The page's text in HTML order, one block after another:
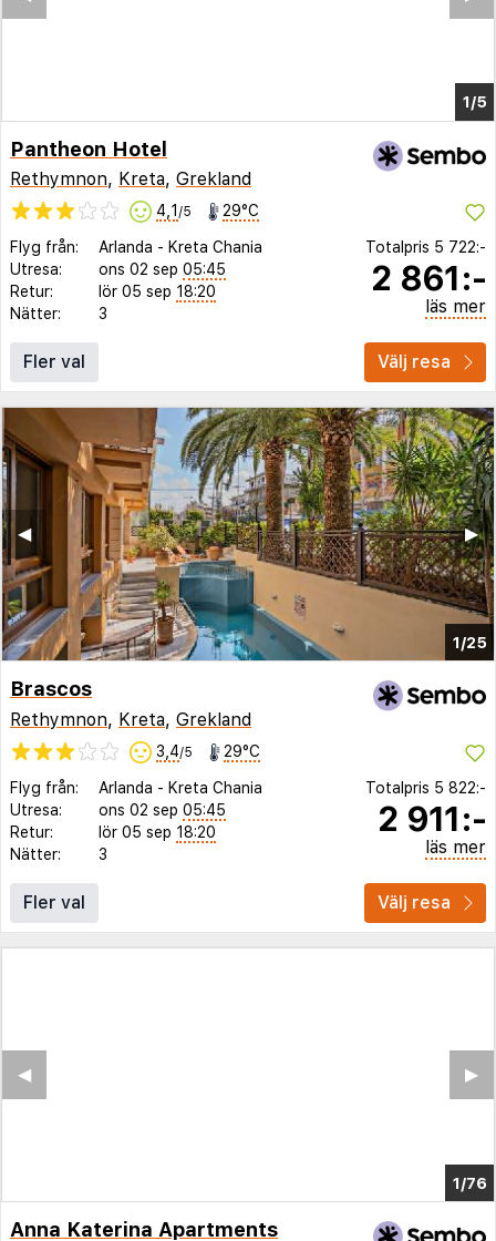
Pantheon Hotel
Rethymnon, Kreta, Grekland
4,1 /5 29°C
Flyg från: Arlanda - Kreta Chania
Utresa:
ons 02 sep 05:45
Retur:
lör 05 sep 18:20
Nätter:
3
Totalpris 5 722:-
2 861:-
läs mer
Fler val Välj resa
1/25
▶︎
◀︎
Brascos
Rethymnon, Kreta, Grekland
3,4/5 29°C
Flyg från: Arlanda - Kreta Chania
Utresa:
ons 02 sep 05:45
Retur:
lör 05 sep 18:20
Nätter:
3
Totalpris 5 822:-
2 911:-
läs mer
Fler val Välj resa
1/72
▶︎
◀︎
Anna Katerina Apartments